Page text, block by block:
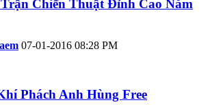
Chiến Thuật Đỉnh Cao Năm
07-01-2016 08:28 PM
Phách Anh Hùng Free